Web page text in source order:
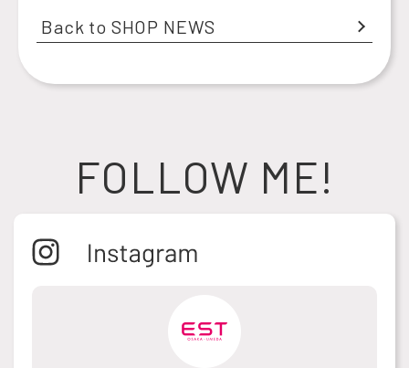
Back to SHOP NEWS
FOLLOW ME!